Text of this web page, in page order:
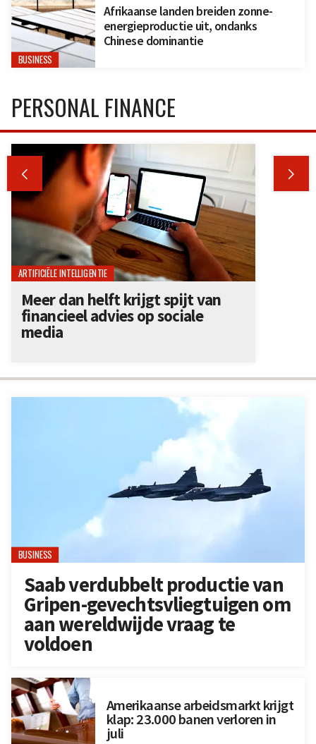
BUSINESS
Afrikaanse landen breiden zonne-
energieproductie uit, ondanks
Chinese dominantie
BUSINESS
Saab verdubbelt productie van
Gripen-gevechtsvliegtuigen om
aan wereldwijde vraag te
voldoen
Amerikaanse arbeidsmarkt krijgt
klap: 23.000 banen verloren in
juli
PERSONAL FINANCE
 
ARTIFICIËLE INTELLIGENTIE
Meer dan helft krijgt spijt van
financieel advies op sociale
media